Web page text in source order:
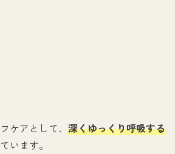
ケアとして、 深くゆっくり呼吸する
います。